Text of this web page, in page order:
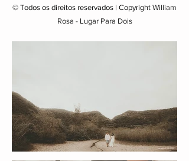
© Todos os direitos reservados | Copyright William
Rosa - Lugar Para Dois